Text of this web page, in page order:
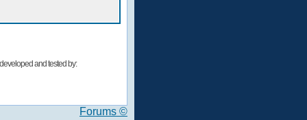
and tested by:
Forums ©